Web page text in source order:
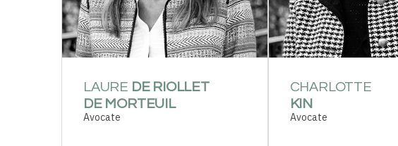
LAURE DE RIOLLET
DE MORTEUIL
Avocate
CHARLOTTE
KIN
Avocate